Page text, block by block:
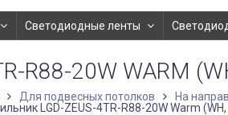
Светодиодные ленты
R88-20W WARM
Для подвесных потолков На
LGD-ZEUS-4TR-R88-20W Warm